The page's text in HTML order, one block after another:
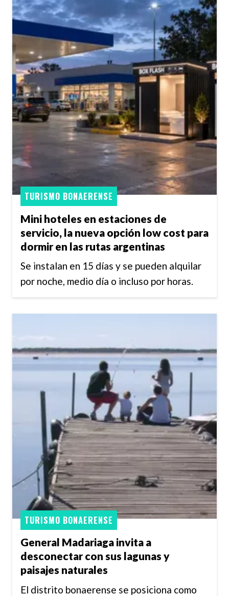
Mini hoteles en estaciones de
servicio, la nueva opción low cost para
dormir en las rutas argentinas
TURISMO BONAERENSE
Se instalan en 15 días y se pueden alquilar
por noche, medio día o incluso por horas.
General Madariaga invita a
desconectar con sus lagunas y
paisajes naturales
TURISMO BONAERENSE
El distrito bonaerense se posiciona como